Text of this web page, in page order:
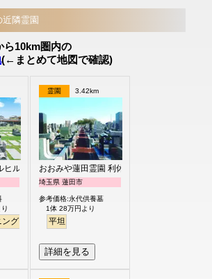
隣霊園
ら10km圏内の
(←まとめて地図で確認)
ルズ
ング
霊園 3.42km
おおみや蓮田霊園 利休メモリアルパーク
埼玉県 蓮田市
参考価格:永代供養墓
1体 28万円より
平坦
詳細を見る